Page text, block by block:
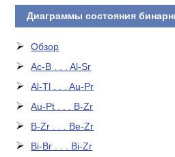
Диаграммы состояния
Обзор
Ac-B . . . Al-Sr
Al-Tl . . . Au-Pr
Au-Pt . . . B-Zr
B-Zr . . . Be-Zr
Bi-Br . . . Bi-Zr